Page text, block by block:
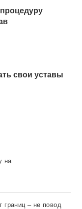
свои уставы
на
границ – не повод